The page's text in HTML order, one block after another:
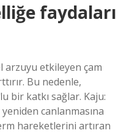
faydaları
arzuyu etkileyen çam
Bu nedenle,
bir katkı sağlar. Kaju:
canlanmasına
hareketlerini artıran